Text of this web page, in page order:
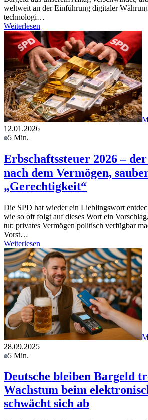
weltweit an der Einführung digitaler
technologi…
Weiterlesen
12.01.2026
5 Min.
Erbschaftssteuer 2026 –
nach dem Vermögen,
„Gerechtigkeit“
Die SPD hat wieder ein Lieblingswort
wie so oft folgt auf dieses Wort ein
tut: privates Vermögen politisch verfügbar
Vorst…
Weiterlesen
28.09.2025
5 Min.
Deutsche bleiben Bargeld
Wachstum beim
schwächt sich ab